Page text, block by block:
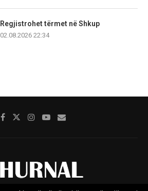
Regjistrohet tërmet në Shkup
02.08.2026 22:34